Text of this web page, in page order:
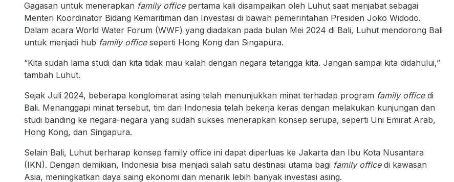
Gagasan untuk menerapkan family officepertama kali disampaikan oleh Luhut saat menjabat sebagai
Menteri Koordinator Bidang Kemaritiman dan Investasi di bawah pemerintahan Presiden Joko Widodo.
Dalam acara World Water Forum (WWF) yang diadakan pada bulan Mei 2024 di Bali, Luhut mendorong Bali
untuk menjadi hub family officeseperti Hong Kong dan Singapura.
“Kita sudah lama studi dan kita tidak mau kalah dengan negara tetangga kita. Jangan sampai kita didahului,”
tambah Luhut.
Sejak Juli 2024, beberapa konglomerat asing telah menunjukkan minat terhadap program family officedi
Bali. Menanggapi minat tersebut, tim dari Indonesia telah bekerja keras dengan melakukan kunjungan dan
studi banding ke negara-negara yang sudah sukses menerapkan konsep serupa, seperti Uni Emirat Arab,
Hong Kong, dan Singapura.
Selain Bali, Luhut berharap konsep family office ini dapat diperluas ke Jakarta dan Ibu Kota Nusantara
(IKN). Dengan demikian, Indonesia bisa menjadi salah satu destinasi utama bagi family officedi kawasan
Asia, meningkatkan daya saing ekonomi dan menarik lebih banyak investasi asing.